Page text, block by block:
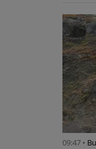
09:47 •